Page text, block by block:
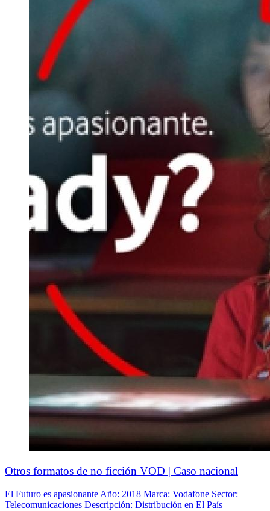
Otros formatos de no ficción VOD | Caso nacional
El Futuro es apasionante Año: 2018 Marca: Vodafone Sector:
Telecomunicaciones Descripción: Distribución en El País